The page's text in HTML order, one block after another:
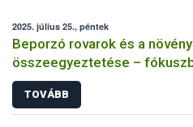
2025. július 25., péntek
Beporzó rovarok és a
összeegyeztetése –
TOVÁBB